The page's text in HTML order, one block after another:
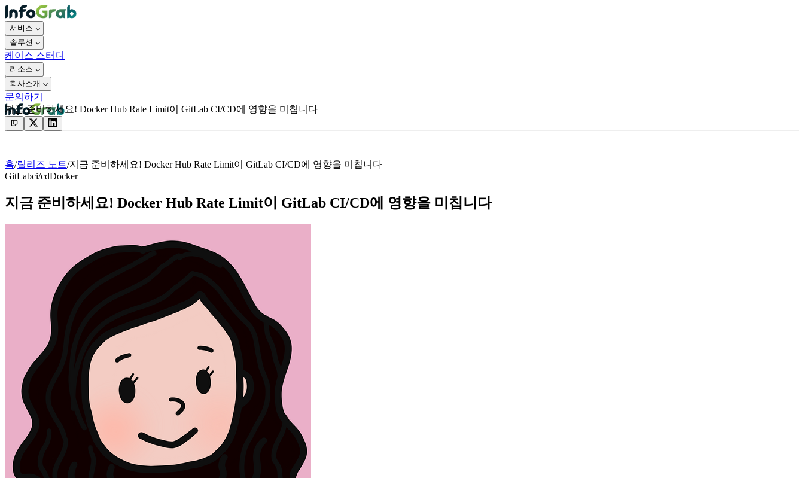
서비스
솔루션
케이스 스터디
리소스
회사소개
문의하기
문의하기
지금 준비하세요! Docker Hub Rate Limit이 GitLab CI/CD에 영향을 미칩니다
홈/릴리즈 노트/지금 준비하세요! Docker Hub Rate Limit이 GitLab CI/CD에 영향을 미칩니다
GitLabci/cdDocker
지금 준비하세요! Docker Hub Rate Limit이 GitLab CI/CD에 영향을 미칩니다